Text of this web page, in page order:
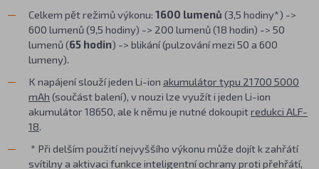
Celkem pět režimů výkonu: 1600 lumenů (3,5 hodiny*) ->
600 lumenů (9,5 hodiny) -> 200 lumenů (18 hodin) -> 50
lumenů (65 hodin) -> blikání (pulzování mezi 50 a 600
lumeny).
K napájení slouží jeden Li-ion akumulátor typu 21700 5000
mAh (součást balení), v nouzi lze využít i jeden Li-ion
akumulátor 18650, ale k němu je nutné dokoupitredukci ALF-
18.
* Při delším použití nejvyššího výkonu může dojít k zahřátí
svítilny a aktivaci funkce inteligentní ochrany proti přehřátí,